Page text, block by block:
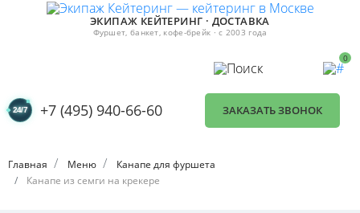
ЭКИПАЖ КЕЙТЕРИНГ · ДОСТАВКА
Фуршет, банкет, кофе-брейк · с 2003 года
0
+7 (495) 940-66-60 ЗАКАЗАТЬ ЗВОНОК
Главная Меню
Канапе для фуршета
Канапе из семги на крекере